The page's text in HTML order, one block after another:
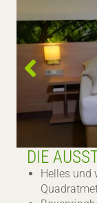
DIE
Helles und